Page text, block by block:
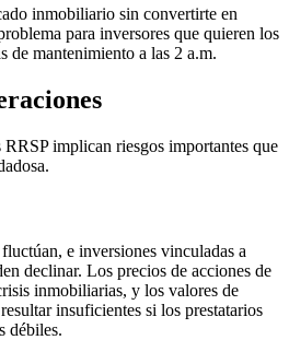
inmobiliario sin convertirte en
para inversores que quieren los
de mantenimiento a las 2 a.m.
implican riesgos importantes que
e inversiones vinculadas a
declinar. Los precios de acciones de
inmobiliarias, y los valores de
insuficientes si los prestatarios
débiles.